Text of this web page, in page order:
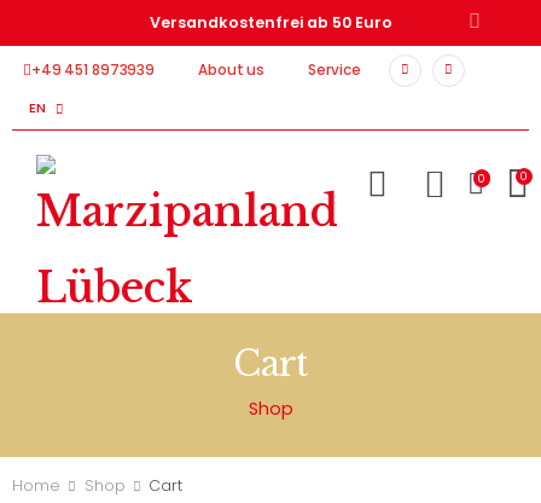
Versandkostenfrei ab 50 Euro
+49 451 8973939 About us
Service
EN
0 0
Cart
Shop
Home Shop Cart